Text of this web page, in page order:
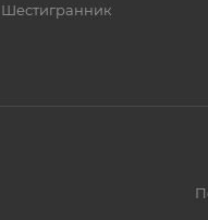
Шестигранник